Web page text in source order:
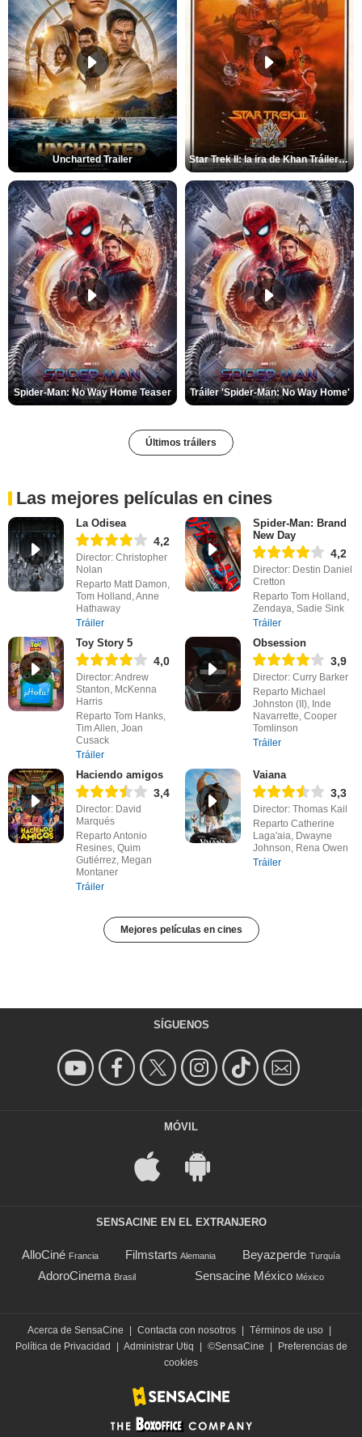
Uncharted Trailer Star Trek II: la ira de Khan Tráiler VO
Spider-Man: No Way Home Teaser Tráiler 'Spider-Man: No Way Home'
Últimos tráilers
Las mejores películas en cines
La Odisea
4,2
Director: Christopher
Nolan
Reparto Matt Damon,
Tom Holland, Anne
Hathaway
Tráiler
Spider-Man: Brand
New Day
4,2
Director: Destin Daniel
Cretton
Reparto Tom Holland,
Zendaya, Sadie Sink
Tráiler
Toy Story 5
4,0
Director: Andrew
Stanton, McKenna
Harris
Reparto Tom Hanks,
Tim Allen, Joan
Cusack
Tráiler
Obsession
3,9
Director: Curry Barker
Reparto Michael
Johnston (II), Inde
Navarrette, Cooper
Tomlinson
Tráiler
Haciendo amigos
3,4
Director: David
Marqués
Reparto Antonio
Resines, Quim
Gutiérrez, Megan
Montaner
Tráiler
Vaiana
3,3
Director: Thomas Kail
Reparto Catherine
Laga'aia, Dwayne
Johnson, Rena Owen
Tráiler
Mejores películas en cines
SÍGUENOS
MÓVIL
SENSACINE EN EL EXTRANJERO
AlloCiné Francia Filmstarts Alemania Beyazperde Turquía
AdoroCinema Brasil Sensacine México México
Acerca de SensaCine Contacta con nosotros Términos de uso
Política de Privacidad
Administrar Utiq ©SensaCine
Preferencias de
cookies